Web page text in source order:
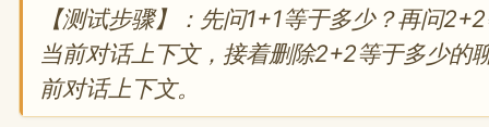
【测试步骤】：先问1+1等于多少？再问
当前对话上下文，接着删除2+2等于多少的
前对话上下文。